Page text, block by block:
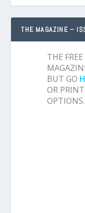
THE MAGAZINE –
THE
BUT GO
OR
OPTIONS.